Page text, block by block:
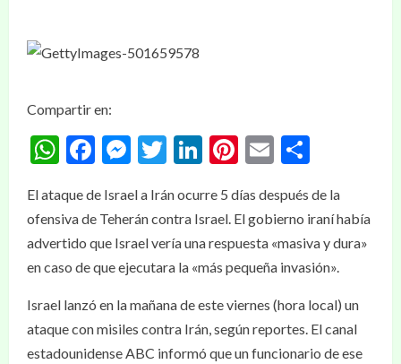
Compartir en:
WhatsApp
Facebook
Messenger
Twitter
LinkedIn
Pinterest
Email
El ataque de Israel a Irán ocurre 5 días después de la
ofensiva de Teherán contra Israel. El gobierno iraní había
advertido que Israel vería una respuesta «masiva y dura»
en caso de que ejecutara la «más pequeña invasión».
Israel lanzó en la mañana de este viernes (hora local) un
ataque con misiles contra Irán, según reportes. El canal
estadounidense ABC informó que un funcionario de ese